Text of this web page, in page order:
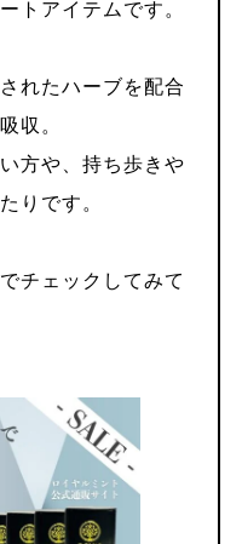
トアイテムです。
れたハーブを配合
収。
方や、持ち歩きや
りです。
チェックしてみて